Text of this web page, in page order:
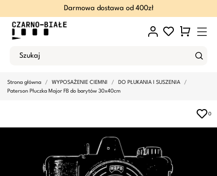
Darmowa dostawa od 400zł
Strona główna WYPOSAŻENIE CIEMNI
DO PŁUKANIA I SUSZENIA
Paterson Płuczka Major FB do barytów 30x40cm
0